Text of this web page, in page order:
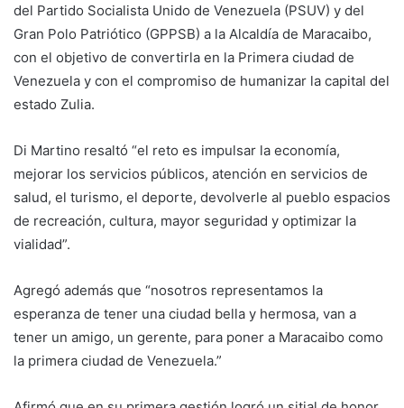
del Partido Socialista Unido de Venezuela (PSUV) y del
Gran Polo Patriótico (GPPSB) a la Alcaldía de Maracaibo,
con el objetivo de convertirla en la Primera ciudad de
Venezuela y con el compromiso de humanizar la capital del
estado Zulia.
Di Martino resaltó “el reto es impulsar la economía,
mejorar los servicios públicos, atención en servicios de
salud, el turismo, el deporte, devolverle al pueblo espacios
de recreación, cultura, mayor seguridad y optimizar la
vialidad”.
Agregó además que “nosotros representamos la
esperanza de tener una ciudad bella y hermosa, van a
tener un amigo, un gerente, para poner a Maracaibo como
la primera ciudad de Venezuela.”